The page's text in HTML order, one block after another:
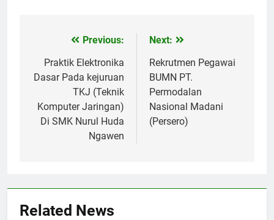
Navigasi
pos
Previous:
Praktik Elektronika
Dasar Pada kejuruan
TKJ (Teknik
Komputer Jaringan)
Di SMK Nurul Huda
Ngawen
Next:
Rekrutmen Pegawai
BUMN PT.
Permodalan
Nasional Madani
(Persero)
Related News